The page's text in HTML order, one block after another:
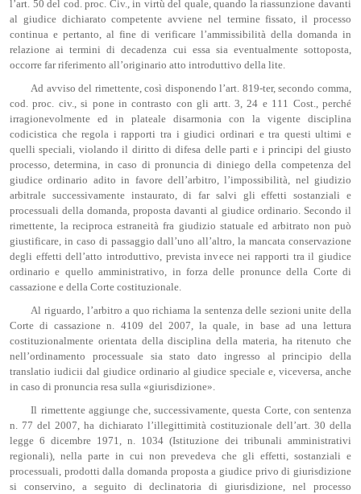
l’art. 50 del cod. proc. Civ., in virtù del quale, quando la riassunzione davanti
al giudice dichiarato competente avviene nel termine fissato, il processo
continua e pertanto, al fine di verificare l’ammissibilità della domanda in
relazione ai termini di decadenza cui essa sia eventualmente sottoposta,
occorre far riferimento all’originario atto introduttivo della lite.
Ad avviso del rimettente, così disponendo l’art. 819-ter, secondo comma,
cod. proc. civ., si pone in contrasto con gli artt. 3, 24 e 111 Cost., perché
irragionevolmente ed in plateale disarmonia con la vigente disciplina
codicistica che regola i rapporti tra i giudici ordinari e tra questi ultimi e
quelli speciali, violando il diritto di difesa delle parti e i principi del giusto
processo, determina, in caso di pronuncia di diniego della competenza del
giudice ordinario adito in favore dell’arbitro, l’impossibilità, nel giudizio
arbitrale successivamente instaurato, di far salvi gli effetti sostanziali e
processuali della domanda, proposta davanti al giudice ordinario. Secondo il
rimettente, la reciproca estraneità fra giudizio statuale ed arbitrato non può
giustificare, in caso di passaggio dall’uno all’altro, la mancata conservazione
degli effetti dell’atto introduttivo, prevista invece nei rapporti tra il giudice
ordinario e quello amministrativo, in forza delle pronunce della Corte di
cassazione e della Corte costituzionale.
Al riguardo, l’arbitro a quo richiama la sentenza delle sezioni unite della
Corte di cassazione n. 4109 del 2007, la quale, in base ad una lettura
costituzionalmente orientata della disciplina della materia, ha ritenuto che
nell’ordinamento processuale sia stato dato ingresso al principio della
translatio iudicii dal giudice ordinario al giudice speciale e, viceversa, anche
in caso di pronuncia resa sulla «giurisdizione».
Il rimettente aggiunge che, successivamente, questa Corte, con sentenza
n. 77 del 2007, ha dichiarato l’illegittimità costituzionale dell’art. 30 della
legge 6 dicembre 1971, n. 1034 (Istituzione dei tribunali amministrativi
regionali), nella parte in cui non prevedeva che gli effetti, sostanziali e
processuali, prodotti dalla domanda proposta a giudice privo di giurisdizione
si conservino, a seguito di declinatoria di giurisdizione, nel processo